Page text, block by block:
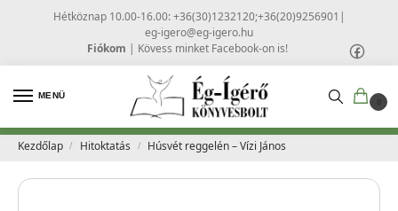
Hétköznap 10.00-16.00: +36(30)1232120;+36(20)9256901 |
eg-igero@eg-igero.hu
Fiókom | Kövess minket Facebook-on is!
MENÜ
0
Kezdőlap / Hitoktatás / Húsvét reggelén – Vízi János